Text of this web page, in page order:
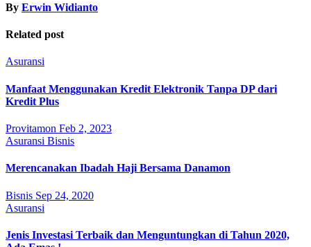
By Erwin Widianto
Related post
Asuransi
Manfaat Menggunakan Kredit Elektronik Tanpa DP dari
Kredit Plus
Provitamon Feb 2, 2023
Asuransi Bisnis
Merencanakan Ibadah Haji Bersama Danamon
Bisnis Sep 24, 2020
Asuransi
Jenis Investasi Terbaik dan Menguntungkan di Tahun 2020,